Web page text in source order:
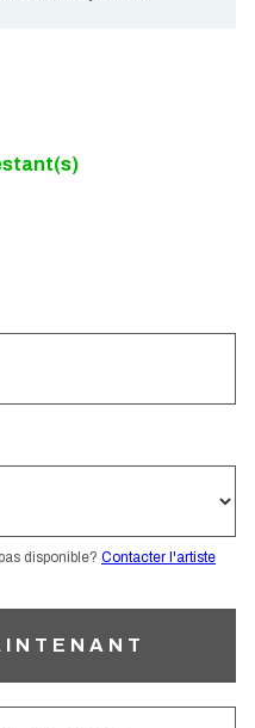
disponible? Contacter l'artiste